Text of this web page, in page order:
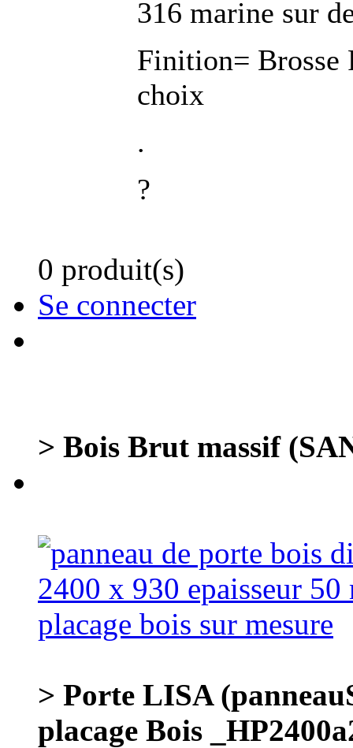
316 marine sur
Finition= Brosse
choix
.
?
0 produit(s)
Se connecter
> Bois Brut massif
> Porte LISA
placage Bois